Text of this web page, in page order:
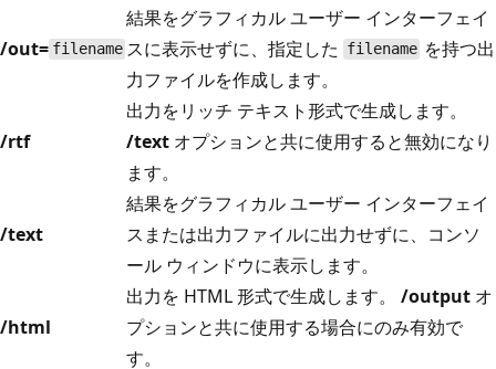
/out= filename
結果をグラフィカル ユーザー インターフェイ
スに表示せずに、指定した
filename を持つ出
力ファイルを作成します。
/rtf
出力をリッチ テキスト形式で生成します。
/text オプションと共に使用すると無効になり
ます。
/text
結果をグラフィカル ユーザー インターフェイ
スまたは出力ファイルに出力せずに、コンソ
ール ウィンドウに表示します。
/html
出力を HTML 形式で生成します。 /output オ
プションと共に使用する場合にのみ有効で
す。